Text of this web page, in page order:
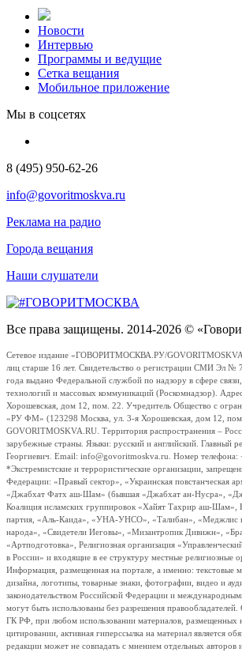
Новости
Интервью
Программы и ведущие
Сетка вещания
Мобильное приложение
Мы в соцсетях
8 (495) 950-62-26
info@govoritmoskva.ru
Реклама на радио
Города вещания
Наши слушатели
Все права защищены. 2014-2026 ©
Сетевое издание «ГОВОРИТМОСКВА.РУ/
лиц старше 16 лет. Свидетельство о регистрации СМИ Эл №
года выдано Федеральной службой по надзору в сфере
технологий и массовых коммуникаций (Роскомнадзор).
Хорошевская, дом 12, пом. 22. Учредитель Общество с
«РУ ФМ» (123298 Москва, ул. 3-я Хорошевская, дом 12,
GOVORITMOSKVA.RU. Территория распространения –
зарубежные страны. Языки: русский и английский. Главный
Георгиевич. Email: info@govoritmoskva.ru. Номер
*Экстремистские и террористические организации,
Федерации: «Правый сектор», «Украинская повстанческая
«Джабхат Фатх аш-Шам» (бывшая «Джабхат ан-Нусра»,
Коалиция исламских группировок «Хайят Тахрир аш-Шам»,
партия, «Аль-Каида», «УНА-УНСО», «Талибан», «Меджлис
народа», «Свидетели Иеговы», «Мизантропик Дивижн»,
«Артподготовка», Религиозная организация
в России» и входящие в ее структуру местные религиозные
Информация, размещенная на портале, а именно: текстовые
дизайна, логотипы, товарные знаки, фотографии, видео и
законодательством Российской Федерации и
могут быть использованы без разрешения правообладателей.
ГК РФ, при любом использовании материалов, размещенных
цитировании, активная гиперссылка на материал является
редакции может не совпадать с мнением отдельных авторов